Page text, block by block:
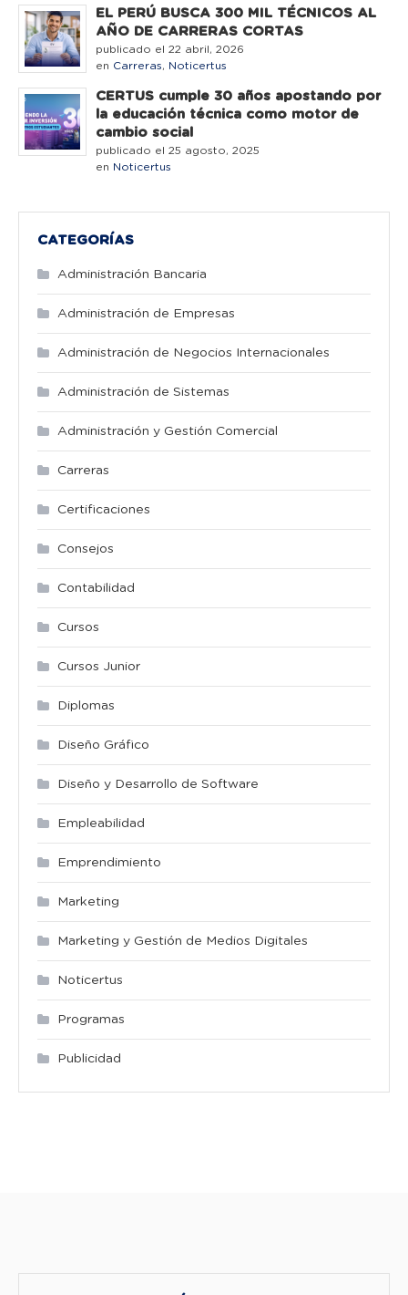
EL PERÚ BUSCA 300 MIL TÉCNICOS AL
AÑO DE CARRERAS CORTAS
publicado el 22 abril, 2026
en Carreras, Noticertus
CERTUS cumple 30 años apostando por
la educación técnica como motor de
cambio social
publicado el 25 agosto, 2025
en Noticertus
CATEGORÍAS
Administración Bancaria
Administración de Empresas
Administración de Negocios Internacionales
Administración de Sistemas
Administración y Gestión Comercial
Carreras
Certificaciones
Consejos
Contabilidad
Cursos
Cursos Junior
Diplomas
Diseño Gráfico
Diseño y Desarrollo de Software
Empleabilidad
Emprendimiento
Marketing
Marketing y Gestión de Medios Digitales
Noticertus
Programas
Publicidad